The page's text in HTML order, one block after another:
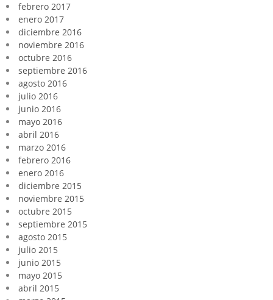
febrero 2017
enero 2017
diciembre 2016
noviembre 2016
octubre 2016
septiembre 2016
agosto 2016
julio 2016
junio 2016
mayo 2016
abril 2016
marzo 2016
febrero 2016
enero 2016
diciembre 2015
noviembre 2015
octubre 2015
septiembre 2015
agosto 2015
julio 2015
junio 2015
mayo 2015
abril 2015